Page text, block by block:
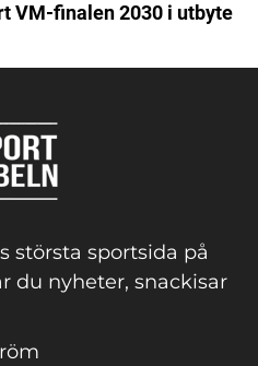
VM-finalen 2030 i utbyte
största sportsida på
du nyheter, snackisar